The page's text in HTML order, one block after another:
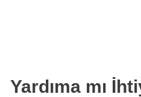
Yardıma mı